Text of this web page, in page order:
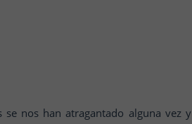
nos han atragantado alguna vez y